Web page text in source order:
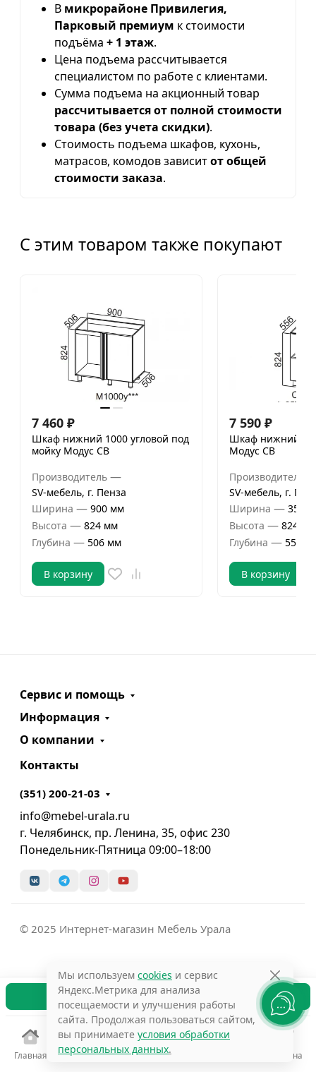
В корзину
Главная Избранное Сравнение Корзина
В микрорайоне Привилегия,
Парковый премиум к стоимости
подъёма + 1 этаж.
Цена подъема рассчитывается
специалистом по работе с клиентами.
Сумма подъема на акционный товар
рассчитывается от полной стоимости
товара (без учета скидки).
Стоимость подъема шкафов, кухонь,
матрасов, комодов зависитот общей
стоимости заказа.
С этим товаром также покупают
7 460 ₽
Шкаф нижний 1000 угловой под
мойку Модус СВ
Производитель —
SV-мебель, г. Пенза
Ширина — 900 мм
Высота — 824 мм
Глубина — 506 мм
В корзину
7 590 ₽
Шкаф нижний
Модус СВ
Производитель
SV-мебель, г.
Ширина — 357
Высота — 824 мм
Глубина — 556
В корзину
Сервис и помощь
Информация
О компании
Контакты
(351) 200-21-03
info@mebel-urala.ru
г. Челябинск, пр. Ленина, 35, офис 230
Понедельник-Пятница 09:00–18:00
© 2025 Интернет-магазин Мебель Урала
Мы используем cookies и сервис
Яндекс.Метрика для анализа
посещаемости и улучшения работы
сайта. Продолжая пользоваться сайтом,
вы принимаете условия обработки
персональных данных.